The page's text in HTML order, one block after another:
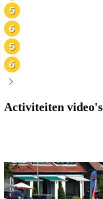
Activiteiten video's